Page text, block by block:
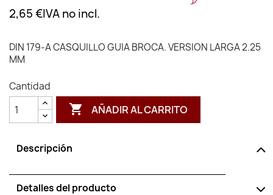
2,65 €IVA no incl.
DIN 179-A CASQUILLO GUIA BROCA. VERSION LARGA 2.25
MM
Cantidad
 AÑADIR AL CARRITO
Descripción
Detalles del producto